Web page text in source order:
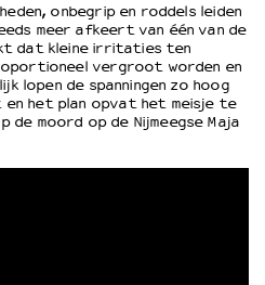
onbegrip en roddels leiden
meer afkeert van één van de
dat kleine irritaties ten
vergroot worden en
lopen de spanningen zo hoog
het plan opvat het meisje te
de moord op de Nijmeegse Maja